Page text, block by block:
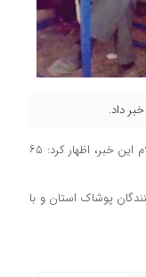
داد.
به نقل از روابط عمومی آموزش و پرورش استان قم، رضا شهسواری با اعلام این خبر، اظهار کرد: ۶۵
پوشاک استان و با